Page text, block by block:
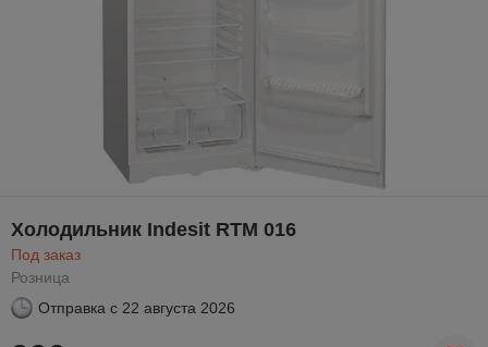
Холодильник Indesit RTM 016
Под заказ
Розница
Отправка с 22 августа 2026